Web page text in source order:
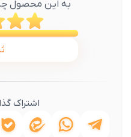
به این محصول
اشتراک